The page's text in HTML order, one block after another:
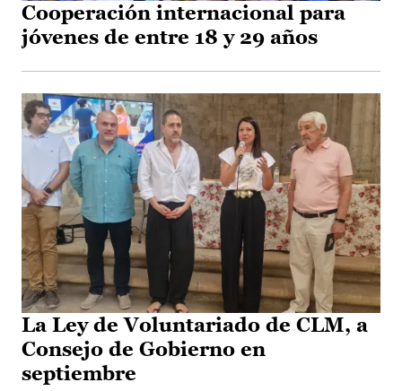
Cooperación internacional para
jóvenes de entre 18 y 29 años
La Ley de Voluntariado de CLM, a
Consejo de Gobierno en
septiembre